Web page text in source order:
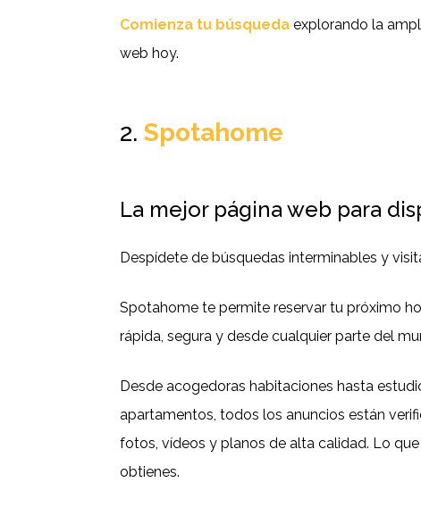
Comienza tu búsqueda explorando la
web hoy.
2.Spotahome
La mejor página web para
Despídete de búsquedas interminables y
Spotahome te permite reservar tu próximo
rápida, segura y desde cualquier parte del
Desde acogedoras habitaciones hasta
apartamentos, todos los anuncios están
fotos, vídeos y planos de alta calidad. Lo
obtienes.